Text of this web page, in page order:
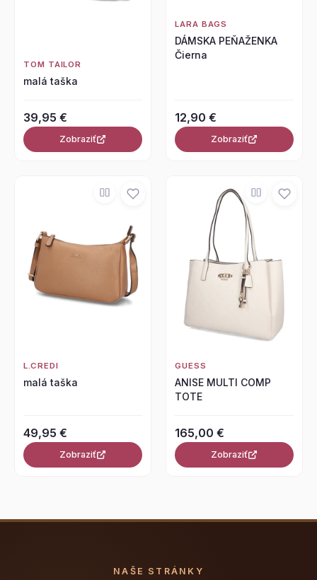
TOM TAILOR
malá taška
39,95 €
Zobraziť
LARA BAGS
DÁMSKA PEŇAŽENKA
Čierna
12,90 €
Zobraziť
L.CREDI
malá taška
49,95 €
Zobraziť
GUESS
ANISE MULTI COMP
TOTE
165,00 €
Zobraziť
NAŠE STRÁNKY